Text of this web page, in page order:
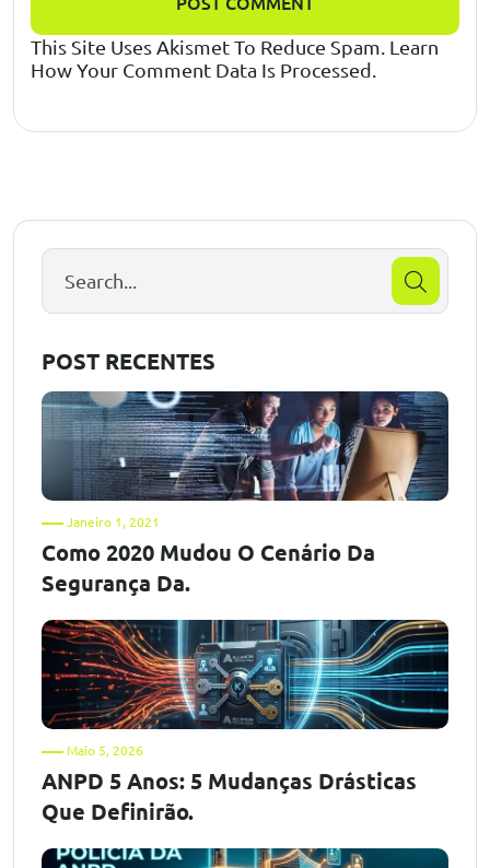
This Site Uses Akismet To Reduce Spam. Learn
How Your Comment Data Is Processed.
POST RECENTES
Janeiro 1, 2021
Como 2020 Mudou O Cenário Da
Segurança Da.
Maio 5, 2026
ANPD 5 Anos: 5 Mudanças Drásticas
Que Definirão.